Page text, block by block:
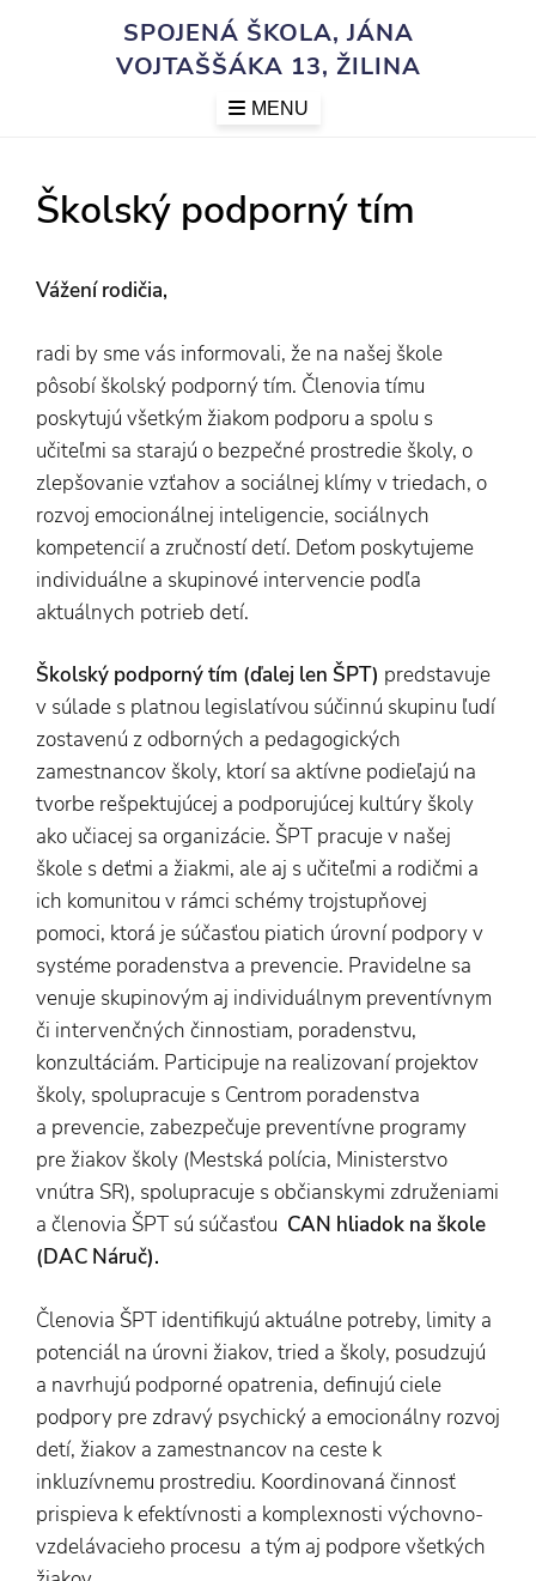
SPOJENÁ ŠKOLA, JÁNA
VOJTAŠŠÁKA 13, ŽILINA
MENU
Školský podporný tím
Vážení rodičia,
radi by sme vás informovali, že na našej škole
pôsobí školský podporný tím. Členovia tímu
poskytujú všetkým žiakom podporu a spolu s
učiteľmi sa starajú o bezpečné prostredie školy, o
zlepšovanie vzťahov a sociálnej klímy v triedach, o
rozvoj emocionálnej inteligencie, sociálnych
kompetencií a zručností detí. Deťom poskytujeme
individuálne a skupinové intervencie podľa
aktuálnych potrieb detí.
Školský podporný tím (ďalej len ŠPT) predstavuje
v súlade s platnou legislatívou súčinnú skupinu ľudí
zostavenú z odborných a pedagogických
zamestnancov školy, ktorí sa aktívne podieľajú na
tvorbe rešpektujúcej a podporujúcej kultúry školy
ako učiacej sa organizácie. ŠPT pracuje v našej
škole s deťmi a žiakmi, ale aj s učiteľmi a rodičmi a
ich komunitou v rámci schémy trojstupňovej
pomoci, ktorá je súčasťou piatich úrovní podpory v
systéme poradenstva a prevencie. Pravidelne sa
venuje skupinovým aj individuálnym preventívnym
či intervenčných činnostiam, poradenstvu,
konzultáciám. Participuje na realizovaní projektov
školy, spolupracuje s Centrom poradenstva
a prevencie, zabezpečuje preventívne programy
pre žiakov školy (Mestská polícia, Ministerstvo
vnútra SR), spolupracuje s občianskymi združeniami
a členovia ŠPT sú súčasťou CAN hliadok na škole
(DAC Náruč).
Členovia ŠPT identifikujú aktuálne potreby, limity a
potenciál na úrovni žiakov, tried a školy, posudzujú
a navrhujú podporné opatrenia, definujú ciele
podpory pre zdravý psychický a emocionálny rozvoj
detí, žiakov a zamestnancov na ceste k
inkluzívnemu prostrediu. Koordinovaná činnosť
prispieva k efektívnosti a komplexnosti výchovno-
vzdelávacieho procesu a tým aj podpore všetkých